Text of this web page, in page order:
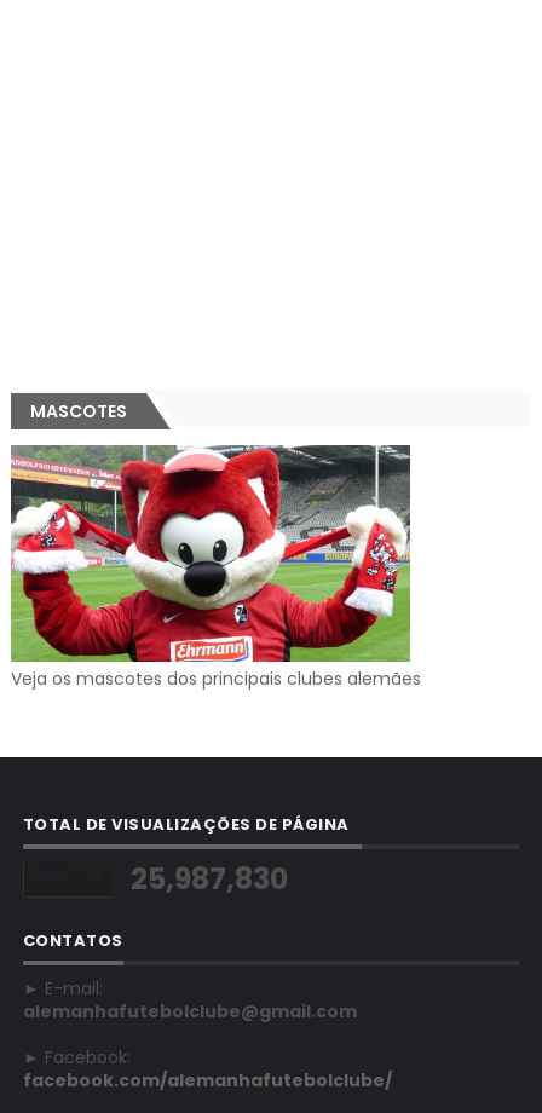
MASCOTES
Veja os mascotes dos principais clubes alemães
TOTAL DE VISUALIZAÇÕES DE PÁGINA
25,987,830
CONTATOS
► E-mail:
alemanhafutebolclube@gmail.com
► Facebook:
facebook.com/alemanhafutebolclube/